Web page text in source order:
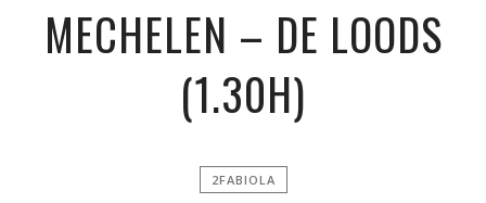
MECHELEN – DE LOODS
(1.30H)
2FABIOLA